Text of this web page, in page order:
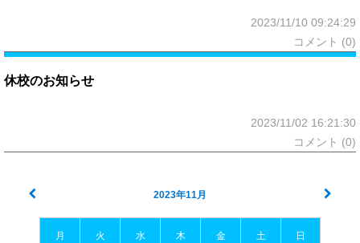
2023/11/10 09:24:29
コメント (0)
休校のお知らせ
2023/11/02 16:21:30
コメント (0)
2023年11月
月 火 水 木 金 土 日